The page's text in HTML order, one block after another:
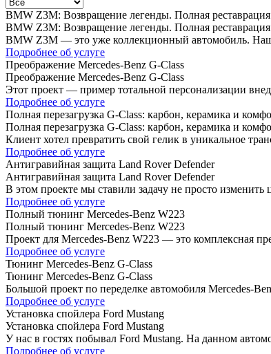
BMW Z3M: Возвращение легенды. Полная реставрация
BMW Z3M: Возвращение легенды. Полная реставрация
BMW Z3M — это уже коллекционный автомобиль.
Подробнее об услуге
Преображение Mercedes-Benz G-Class
Преображение Mercedes-Benz G-Class
Этот проект — пример тотальной персонализации
экстерьера. Что сделано: ·…
Подробнее об услуге
Полная перезагрузка G-Class: карбон, керамика и
Полная перезагрузка G-Class: карбон, керамика и
Клиент хотел превратить свой гелик в уникальное
затрагивает каждую деталь. Список работ:…
Подробнее об услуге
Антигравийная защита Land Rover Defender
Антигравийная защита Land Rover Defender
В этом проекте мы ставили задачу не просто
Подробнее об услуге
Полный тюнинг Mercedes-Benz W223
Полный тюнинг Mercedes-Benz W223
Проект для Mercedes-Benz W223 — это комплексная
эксклюзивные элементы отделки. Кузов…
Подробнее об услуге
Тюнинг Mercedes-Benz G-Class
Тюнинг Mercedes-Benz G-Class
Большой проект по переделке автомобиля Mercedes-
выхлопные насадки в черный глянцевый цвет….
Подробнее об услуге
Установка спойлера Ford Mustang
Установка спойлера Ford Mustang
У нас в гостях побывал Ford Mustang. На данном
Подробнее об услуге